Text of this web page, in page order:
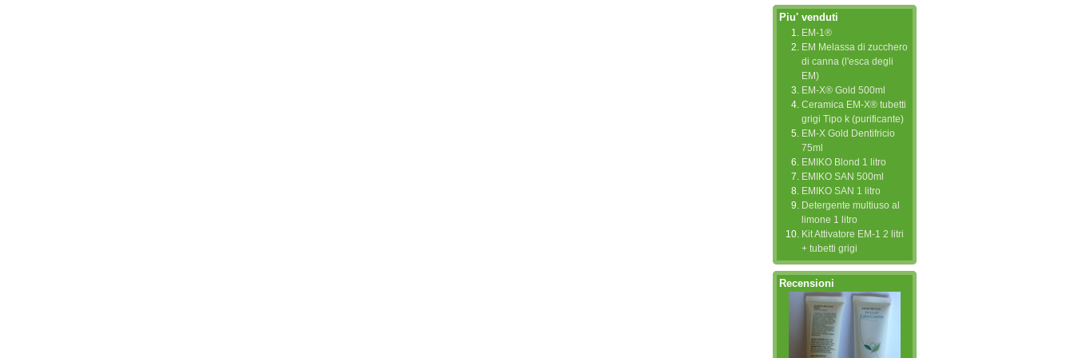
Piu' venduti
EM-1®
EM Melassa di zucchero
di canna (l'esca degli
EM)
EM-X® Gold 500ml
Ceramica EM-X® tubetti
grigi Tipo k (purificante)
EM-X Gold Dentifricio
75ml
EMIKO Blond 1 litro
EMIKO SAN 500ml
EMIKO SAN 1 litro
Detergente multiuso al
limone 1 litro
Kit Attivatore EM-1 2 litri
+ tubetti grigi
Recensioni